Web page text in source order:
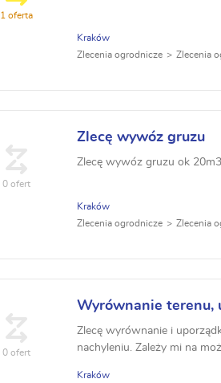
Kraków
Zlecenia ogrodnicze
Zlecenia
1 oferta
Zlecę wywóz gruzu
Zlecę wywóz gruzu ok 20m3
Kraków
Zlecenia ogrodnicze
Zlecenia
0 ofert
Wyrównanie terenu,
Zlecę wyrównanie i
nachyleniu. Zależy mi na
Kraków
0 ofert